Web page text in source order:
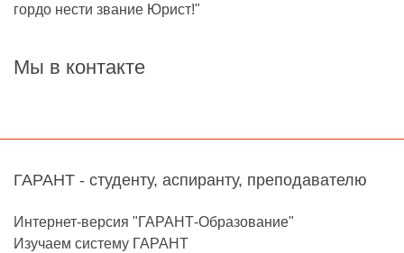
гордо нести звание Юрист!"
Мы в контакте
ГАРАНТ - студенту, аспиранту, преподавателю
Интернет-версия "ГАРАНТ-Образование"
Изучаем систему ГАРАНТ